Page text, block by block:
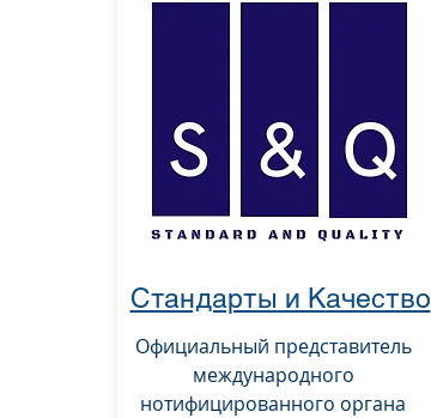
Стандарты и Качество
Официальный представитель
международного
нотифицированного органа